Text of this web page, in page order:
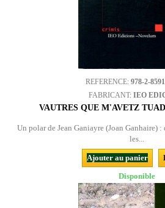
REFERENCE: 978-2-
FABRICANT: IEO
VAUTRES QUE M'AVETZ
Un polar de Jean Ganiayre (Joan Ganhaire)
les...
Ajouter au panier
Disponible